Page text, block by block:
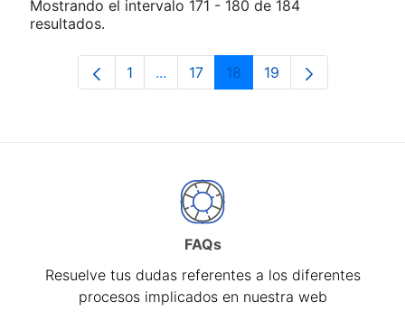
Mostrando el intervalo 171 - 180 de 184
resultados.
Página
1 ...Páginas intermedias Use TAB para
Página
17 Página
18 Página
19
FAQs
Resuelve tus dudas referentes a los diferentes
procesos implicados en nuestra web